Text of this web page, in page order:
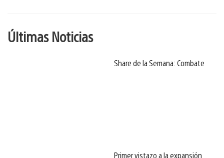
Últimas Noticias
Share de la Semana: Combate
Primer vistazo a la expansión